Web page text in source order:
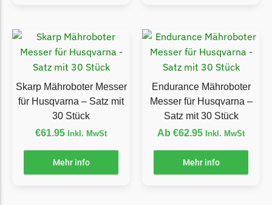
MTD
MTD Messer
Begrenzungsdraht
NAC
NAC Messer
Skarp Mähroboter Messer
für Husqvarna – Satz mit
30 Stück
€61.95 Inkl. MwSt
Mehr info
Endurance Mähroboter
Messer für Husqvarna –
Satz mit 30 Stück
Ab €62.95 Inkl. MwSt
Mehr info